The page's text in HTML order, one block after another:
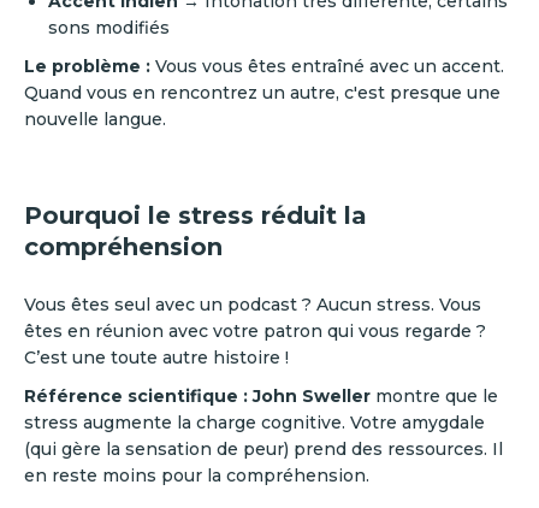
sons modifiés
Le problème : Vous vous êtes entraîné avec un accent.
Quand vous en rencontrez un autre, c'est presque une
nouvelle langue.
Pourquoi le stress réduit la
compréhension
Vous êtes seul avec un podcast ? Aucun stress. Vous
êtes en réunion avec votre patron qui vous regarde ?
C’est une toute autre histoire !
Référence scientifique : John Sweller montre que le
stress augmente la charge cognitive. Votre amygdale
(qui gère la sensation de peur) prend des ressources. Il
en reste moins pour la compréhension.